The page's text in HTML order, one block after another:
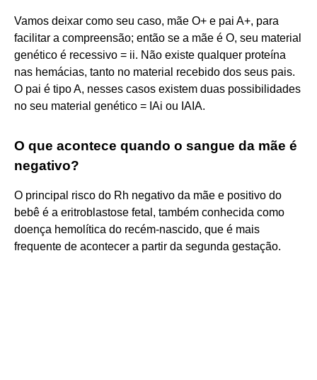
Vamos deixar como seu caso, mãe O+ e pai A+, para
facilitar a compreensão; então se a mãe é O, seu material
genético é recessivo = ii. Não existe qualquer proteína
nas hemácias, tanto no material recebido dos seus pais.
O pai é tipo A, nesses casos existem duas possibilidades
no seu material genético = IAi ou IAIA.
O que acontece quando o sangue da mãe é
negativo?
O principal risco do Rh negativo da mãe e positivo do
bebê é a eritroblastose fetal, também conhecida como
doença hemolítica do recém-nascido, que é mais
frequente de acontecer a partir da segunda gestação.